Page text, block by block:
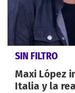
SIN FILTRO
Maxi López
Italia y la